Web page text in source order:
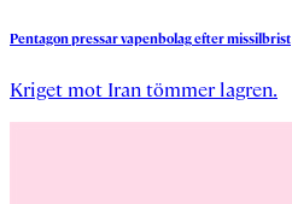
Pentagonpressarvapenbolageftermissilbrist
Kriget mot Iran tömmer lagren.